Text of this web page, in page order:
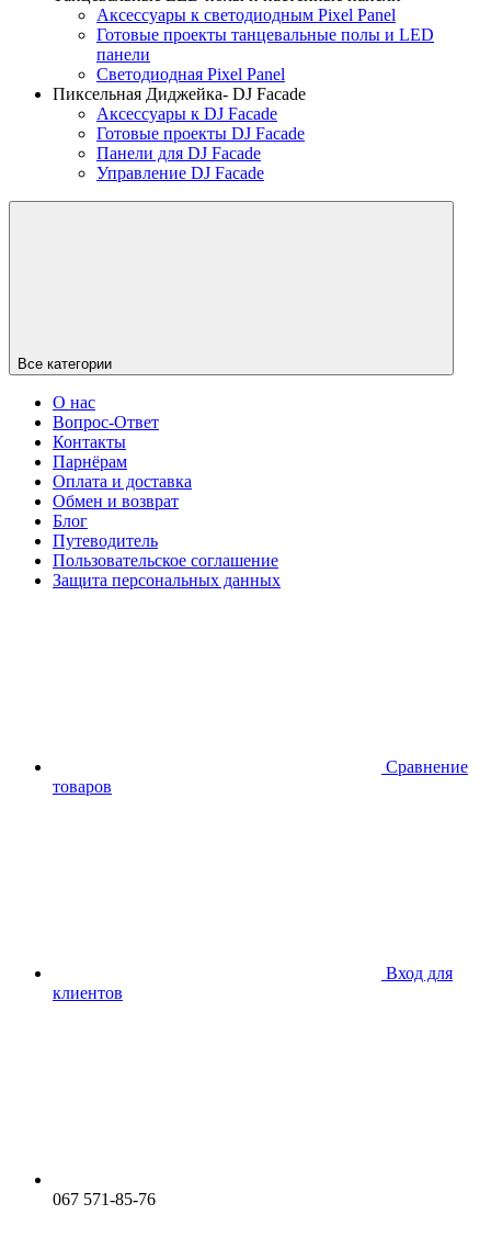
Аксессуары к светодиодным Pixel Panel
Готовые проекты танцевальные полы и LED
панели
Светодиодная Pixel Panel
Пиксельная Диджейка- DJ Facade
Аксессуары к DJ Facade
Готовые проекты DJ Facade
Панели для DJ Facade
Управление DJ Facade
Все категории
О нас
Вопрос-Ответ
Контакты
Парнёрам
Оплата и доставка
Обмен и возврат
Блог
Путеводитель
Пользовательское соглашение
Защита персональных данных
Сравнение
товаров
Вход для
клиентов
067 571-85-76